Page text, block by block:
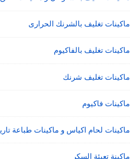
ماكينات تغليف بالشرنك الحرارى
ماكينات تغليف بالفاكيوم
ماكينات تغليف شرنك
ماكينات فاكيوم
ماكينات لحام اكياس و ماكينات طباعة
ماكينة تعبئة السكر